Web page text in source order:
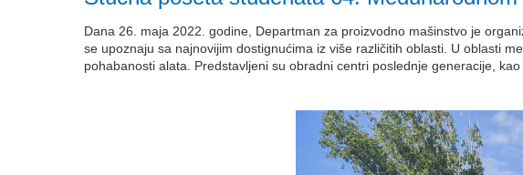
Dana 26. maja 2022. godine, Departman za proizvodno mašinstvo je
se upoznaju sa najnovijim dostignućima iz više različitih oblasti. U oblasti
pohabanosti alata. Predstavljeni su obradni centri poslednje generacije,